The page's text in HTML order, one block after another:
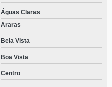
Águas Claras
Araras
Bela Vista
Boa Vista
Centro